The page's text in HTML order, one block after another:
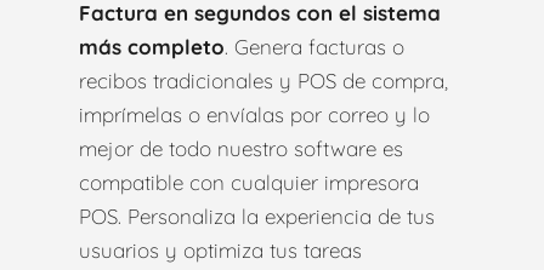
Factura en segundos con el sistema
más completo. Genera facturas o
recibos tradicionales y POS de compra,
imprímelas o envíalas por correo y lo
mejor de todo nuestro software es
compatible con cualquier impresora
POS. Personaliza la experiencia de tus
usuarios y optimiza tus tareas